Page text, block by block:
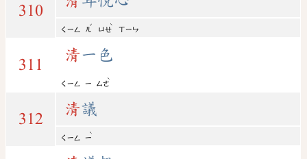
310
ㄑㄧㄥ ㄦ
ˇ
ㄩㄝ
ˋ
ㄒㄧㄣ
311
清一色
ㄑㄧㄥ ㄧ ㄙㄜ
ˋ
312
清議
ㄑㄧㄥ ㄧ
ˋ